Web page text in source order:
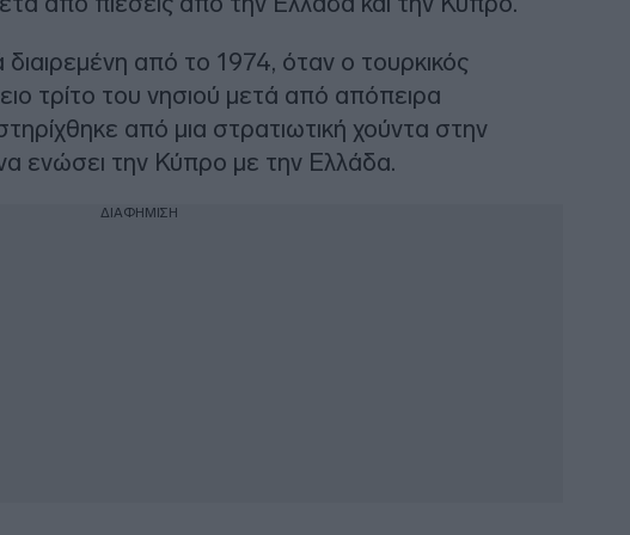
διαιρεμένη από το 1974, όταν ο τουρκικός
τρίτο του νησιού μετά από απόπειρα
από μια στρατιωτική χούντα στην
ενώσει την Κύπρο με την Ελλάδα.
ΔΙΑΦΗΜΙΣΗ